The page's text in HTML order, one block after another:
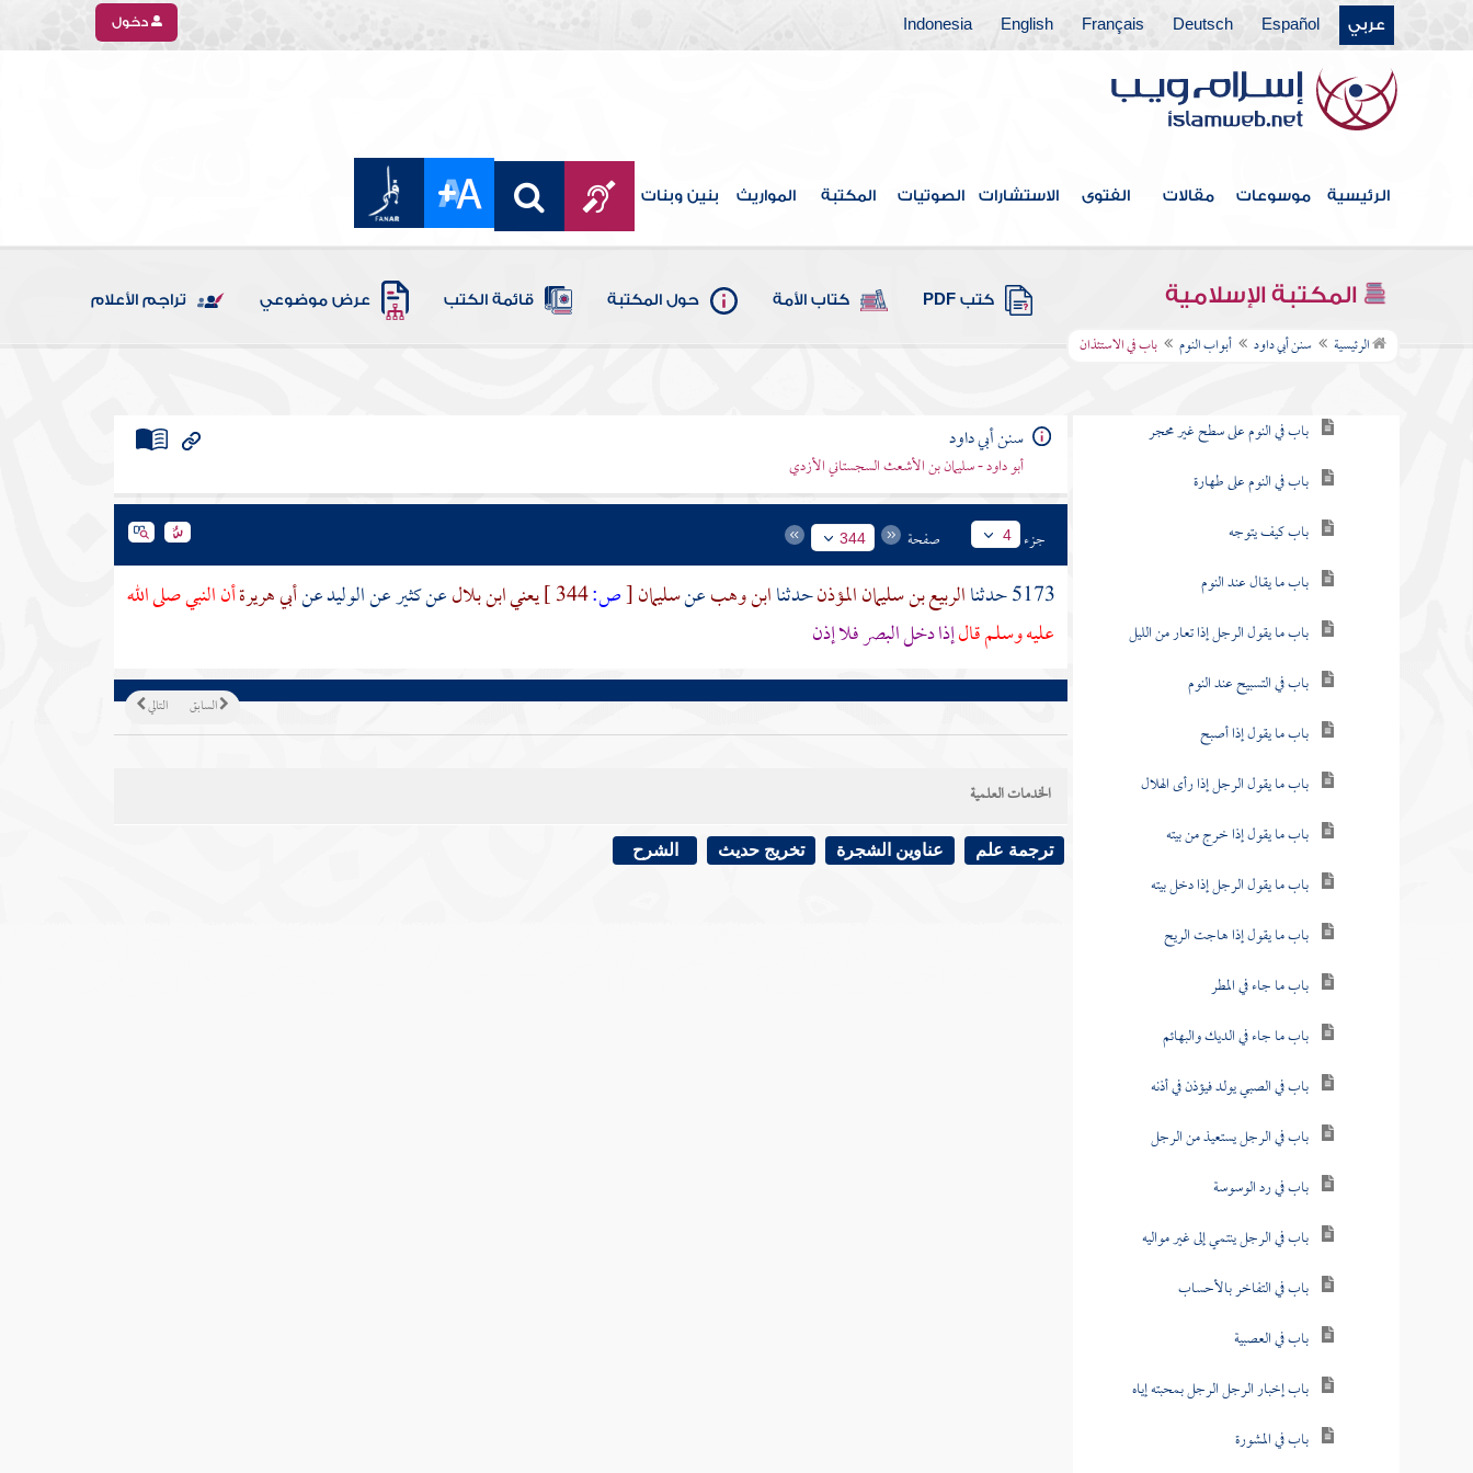
عربي Español
Deutsch
Français
English
Indonesia دخول
الرئيسية موسوعات مقالات الفتوى الاستشارات الصوتيات المكتبة المواريث بنين وبنات
المكتبة الإسلامية كتب PDF كتاب الأمة حول المكتبة قائمة الكتب عرض موضوعي تراجم الأعلام
الرئيسية سنن أبي داود أبواب النوم باب في الاستئذان
كتاب المهدي
كتاب الملاحم
كتاب الحدود
كتاب الديات
كتاب السنة
كتاب الأدب
أبواب النوم
باب في النوم على سطح غير محجر
باب في النوم على طهارة
باب كيف يتوجه
باب ما يقال عند النوم
باب ما يقول الرجل إذا تعار من الليل
باب في التسبيح عند النوم
باب ما يقول إذا أصبح
باب ما يقول الرجل إذا رأى الهلال
باب ما يقول إذا خرج من بيته
باب ما يقول الرجل إذا دخل بيته
باب ما يقول إذا هاجت الريح
باب ما جاء في المطر
باب ما جاء في الديك والبهائم
باب في الصبي يولد فيؤذن في أذنه
باب في الرجل يستعيذ من الرجل
باب في رد الوسوسة
باب في الرجل ينتمي إلى غير مواليه
باب في التفاخر بالأحساب
باب في العصبية
باب إخبار الرجل الرجل بمحبته إياه
باب في المشورة
سنن أبي داود
أبو داود - سليمان بن الأشعث السجستاني الأزدي
جزء 4 صفحة 344
5173 حدثنا الربيع بن سليمان المؤذنحدثناابن وهبعنسليمان[ص:344 ] يعني ابن بلالعنكثيرعنالوليدعنأبي هريرةأن النبي صلى الله
عليه وسلم قالإذا دخل البصر فلا إذن
التالي السابق
الخدمات العلمية
ترجمة علم عناوين الشجرة تخريج حديث الشرح